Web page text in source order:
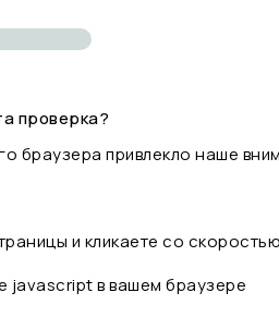
проверка?
браузера привлекло наше
и кликаете со
javascript в вашем браузере